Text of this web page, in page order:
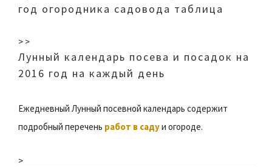
год огородника садовода таблица
> >
Лунный календарь посева и посадок на
2016 год на каждый день
Ежедневный Лунный посевной календарь содержит
подробный перечень работ в садуи огороде.
>